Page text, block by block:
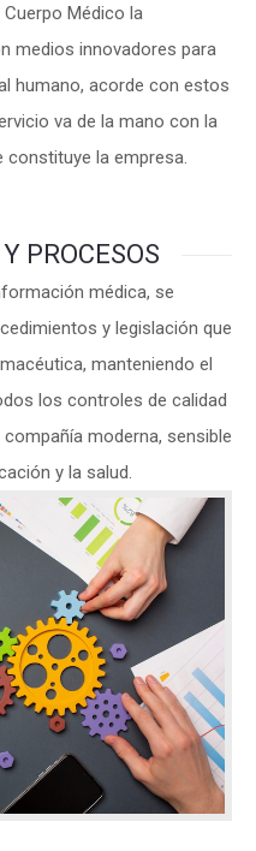
Médico la
medios innovadores para
humano, acorde con estos
va de la mano con la
la empresa.
PROCESOS
médica, se
y legislación que
manteniendo el
los controles de calidad
moderna, sensible
y la salud.